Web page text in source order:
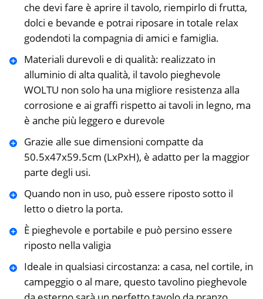
che devi fare è aprire il tavolo, riempirlo di frutta,
dolci e bevande e potrai riposare in totale relax
godendoti la compagnia di amici e famiglia.
Materiali durevoli e di qualità: realizzato in
alluminio di alta qualità, il tavolo pieghevole
WOLTU non solo ha una migliore resistenza alla
corrosione e ai graffi rispetto ai tavoli in legno, ma
è anche più leggero e durevole
Grazie alle sue dimensioni compatte da
50.5x47x59.5cm (LxPxH), è adatto per la maggior
parte degli usi.
Quando non in uso, può essere riposto sotto il
letto o dietro la porta.
È pieghevole e portabile e può persino essere
riposto nella valigia
Ideale in qualsiasi circostanza: a casa, nel cortile, in
campeggio o al mare, questo tavolino pieghevole